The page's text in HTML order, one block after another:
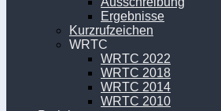
Ergebnisse
Kurzrufzeichen
WRTC
WRTC 2022
WRTC 2018
WRTC 2014
WRTC 2010